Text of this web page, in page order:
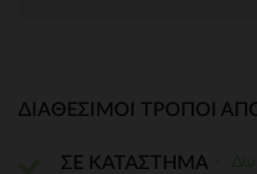
ΔΙΑΘΈΣΙΜΟΙ ΤΡΌΠΟΙ
ΣΕ ΚΑΤΑΣΤΗΜΑ